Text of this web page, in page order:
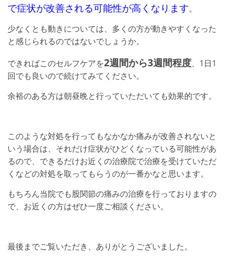
で症状が改善される可能性が高くなります。
少なくとも動きについては、多くの方が動きやすくなった
と感じられるのではないでしょうか。
できればこのセルフケアを2週間から3週間程度、1日1
回でも良いので続けてみてください。
余裕のある方は朝昼晩と行っていただいても効果的です。
このような対処を行ってもなかなか痛みが改善されないと
いう場合は、それだけ症状がひどくなっている可能性があ
るので、できるだけお近くの治療院で治療を受けていただ
くなどの対処を取ってもらうのが一番かなと思います。
もちろん当院でも股関節の痛みの治療を行っておりますの
で、お近くの方はぜひ一度ご相談ください。
最後までご覧いただき、ありがとうございました。